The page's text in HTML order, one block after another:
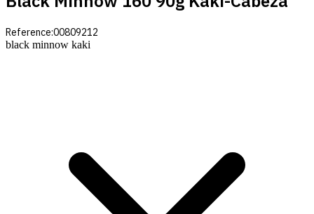
Reference:00809212
black minnow kaki